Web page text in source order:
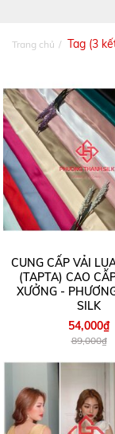
Trang chủ Tag (3
CUNG CẤP VẢI
(TAPTA) CAO
XƯỞNG -
SILK
54,000₫
89,000₫